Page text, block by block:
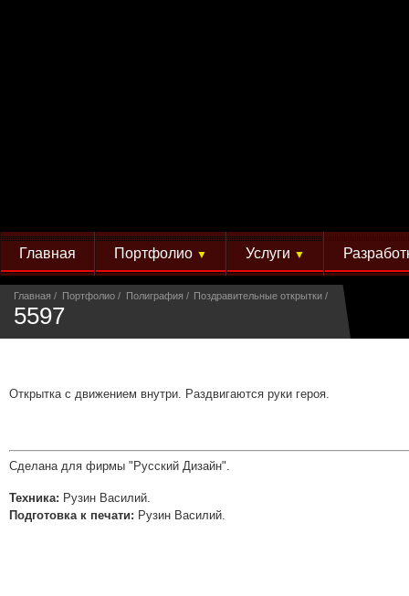
Главная Портфолио ▼ Услуги ▼
Главная Портфолио Полиграфия Поздравительные открытки
5597
Открытка с движением внутри. Раздвигаются руки героя.
Сделана для фирмы "Русский Дизайн".
Техника: Рузин Василий.
Подготовка к печати: Рузин Василий.